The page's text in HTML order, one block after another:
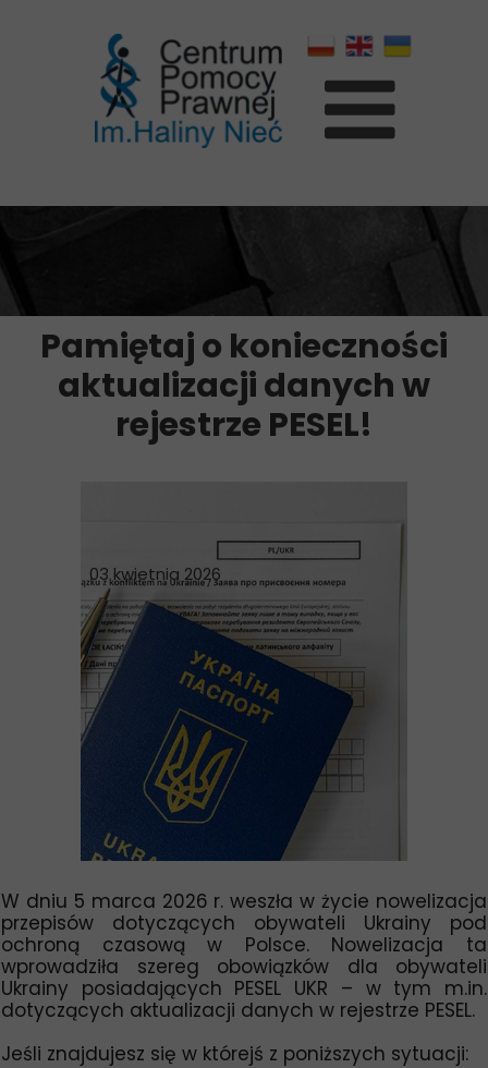
03 kwietnia 2026
W dniu 5 marca 2026 r. weszła w życie nowelizacja
przepisów dotyczących obywateli Ukrainy pod
ochroną czasową w Polsce. Nowelizacja ta
wprowadziła szereg obowiązków dla obywateli
Ukrainy posiadających PESEL UKR – w tym m.in.
dotyczących aktualizacji danych w rejestrze PESEL.
Jeśli znajdujesz się w którejś z poniższych sytuacji:
Pamiętaj o konieczności
aktualizacji danych w
rejestrze PESEL!